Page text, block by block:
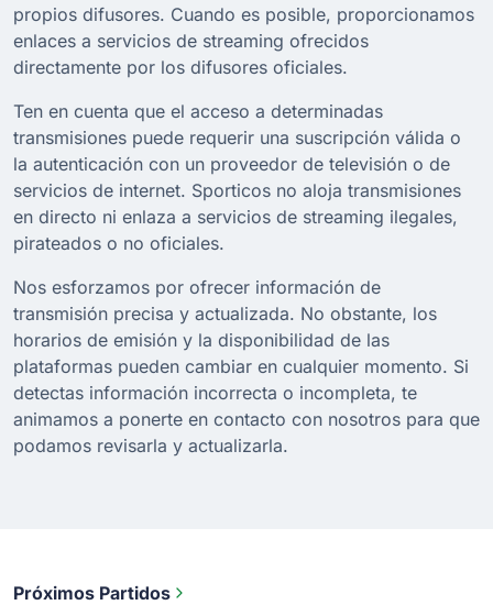
propios difusores. Cuando es posible, proporcionamos
enlaces a servicios de streaming ofrecidos
directamente por los difusores oficiales.
Ten en cuenta que el acceso a determinadas
transmisiones puede requerir una suscripción válida o
la autenticación con un proveedor de televisión o de
servicios de internet. Sporticos no aloja transmisiones
en directo ni enlaza a servicios de streaming ilegales,
pirateados o no oficiales.
Nos esforzamos por ofrecer información de
transmisión precisa y actualizada. No obstante, los
horarios de emisión y la disponibilidad de las
plataformas pueden cambiar en cualquier momento. Si
detectas información incorrecta o incompleta, te
animamos a ponerte en contacto con nosotros para que
podamos revisarla y actualizarla.
Próximos Partidos